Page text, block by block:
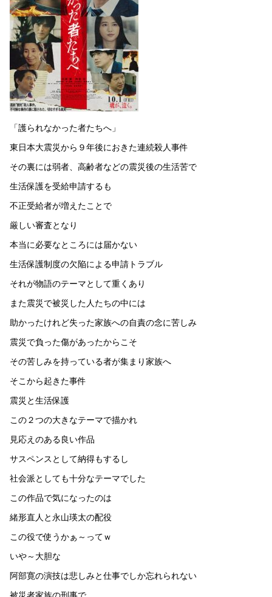
「護られなかった者たちへ」
東日本大震災から９年後におきた連続殺人事件
その裏には弱者、高齢者などの震災後の生活苦で
生活保護を受給申請するも
不正受給者が増えたことで
厳しい審査となり
本当に必要なところには届かない
生活保護制度の欠陥による申請トラブル
それが物語のテーマとして重くあり
また震災で被災した人たちの中には
助かったけれど失った家族への自責の念に苦しみ
震災で負った傷があったからこそ
その苦しみを持っている者が集まり家族へ
そこから起きた事件
震災と生活保護
この２つの大きなテーマで描かれ
見応えのある良い作品
サスペンスとして納得もするし
社会派としても十分なテーマでした
この作品で気になったのは
緒形直人と永山瑛太の配役
この役で使うかぁ～ってｗ
いや～大胆な
阿部寛の演技は悲しみと仕事でしか忘れられない